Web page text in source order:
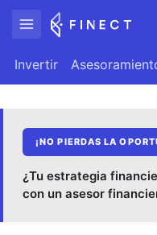
Invertir
¡NO PIERDAS LA
¿Tu estrategia
con un asesor